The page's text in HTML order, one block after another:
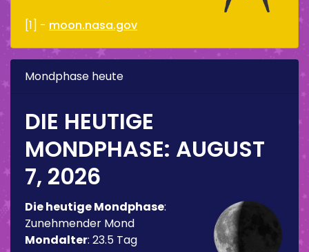
[1] - moon.nasa.gov
Mondphase heute
DIE HEUTIGE
MONDPHASE: AUGUST
7, 2026
Die heutige Mondphase:
Zunehmender Mond
Mondalter: 23.5 Tag